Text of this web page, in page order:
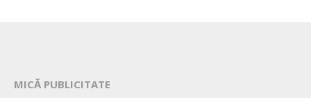
MICĂ PUBLICITATE